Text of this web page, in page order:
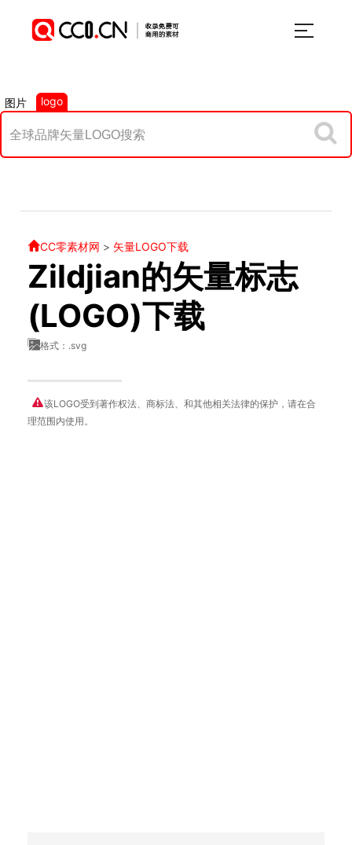
图片 logo
CC零素材网 > 矢量LOGO下载
Zildjian的矢量标志
(LOGO)下载
格式：.svg
该LOGO受到著作权法、商标法、和其他相关法律的保护，请在合
理范围内使用。